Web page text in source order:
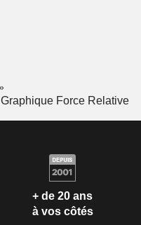
Graphique Force Relative
+ de 20 ans
à vos côtés